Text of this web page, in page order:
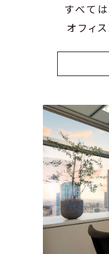
すべて
オフィ